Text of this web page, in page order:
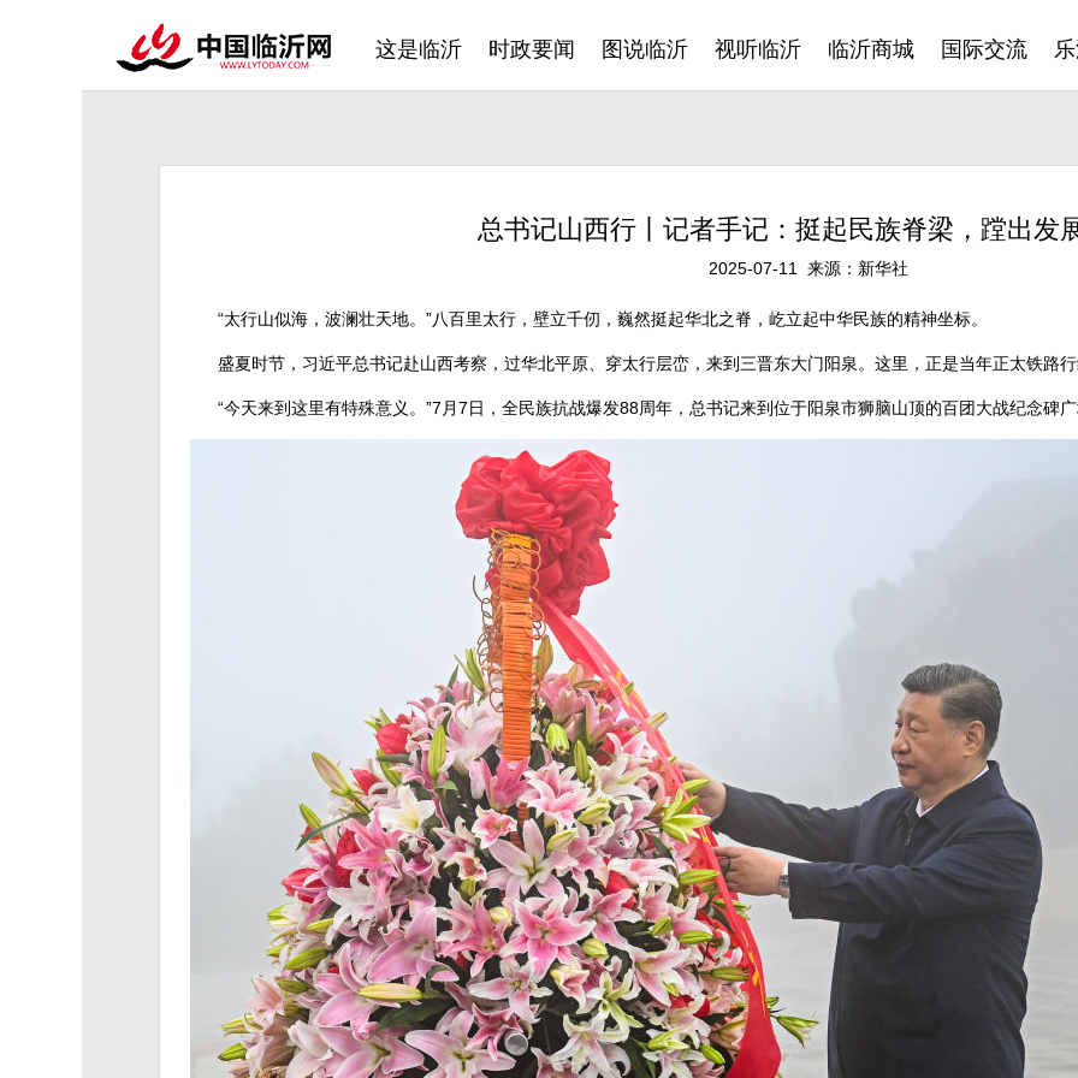
这是临沂 时政要闻 图说临沂 视听临沂 临沂商城 国际交流
总书记山西行丨记者手记：挺起民族脊梁，蹚出发
2025-07-11 来源：新华社
“太行山似海，波澜壮天地。”八百里太行，壁立千仞，巍然挺起华北之脊，屹立起中华民族的精神坐标。
盛夏时节，习近平总书记赴山西考察，过华北平原、穿太行层峦，来到三晋东大门阳泉。这里，正是当年正太铁路
“今天来到这里有特殊意义。”7月7日，全民族抗战爆发88周年，总书记来到位于阳泉市狮脑山顶的百团大战纪念碑